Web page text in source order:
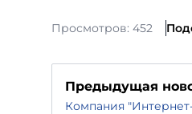
Просмотров: 452
Предыдущая
Компания